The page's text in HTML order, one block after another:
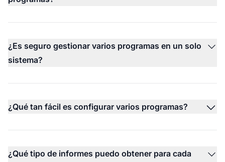
¿Es seguro gestionar varios programas en un solo
sistema?
¿Qué tan fácil es configurar varios programas?
¿Qué tipo de informes puedo obtener para cada